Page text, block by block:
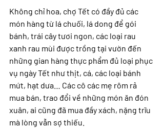
Không chỉ hoa, chợ Tết có đầy đủ các
món hàng từ lá chuối, lá dong để gói
bánh, trái cây tươi ngon, các loại rau
xanh rau mùi được trồng tại vườn đến
những gian hàng thực phẩm đủ loại phục
vụ ngày Tết như thịt, cá, các loại bánh
mứt, hạt dưa… Các cô các mẹ rôm rả
mua bán, trao đổi về những món ăn đón
xuân, ai cũng đã mua đầy xách, nặng trĩu
mà lòng vẫn sợ thiếu.